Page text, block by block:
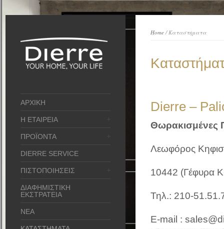
ΑΡΧΙΚΗ
Η ΕΤΑΙΡΕΙΑ
ΠΡΟΪΟΝΤΑ
DIERRE SERVICE
ΠΙΣΤΟΠΟΙΗΣΕΙΣ
ΔΙΑΦΗΜΙΣΤΙΚΗ
ΕΚΣΤΡΑΤΕΙΑ
ΝΕΑ
Home/ Καταστήματα
Dierre –
Θωρακισμένες
Λεωφόρος
10442 (Γέφυρα
Τηλ.: 210-
E-mail :